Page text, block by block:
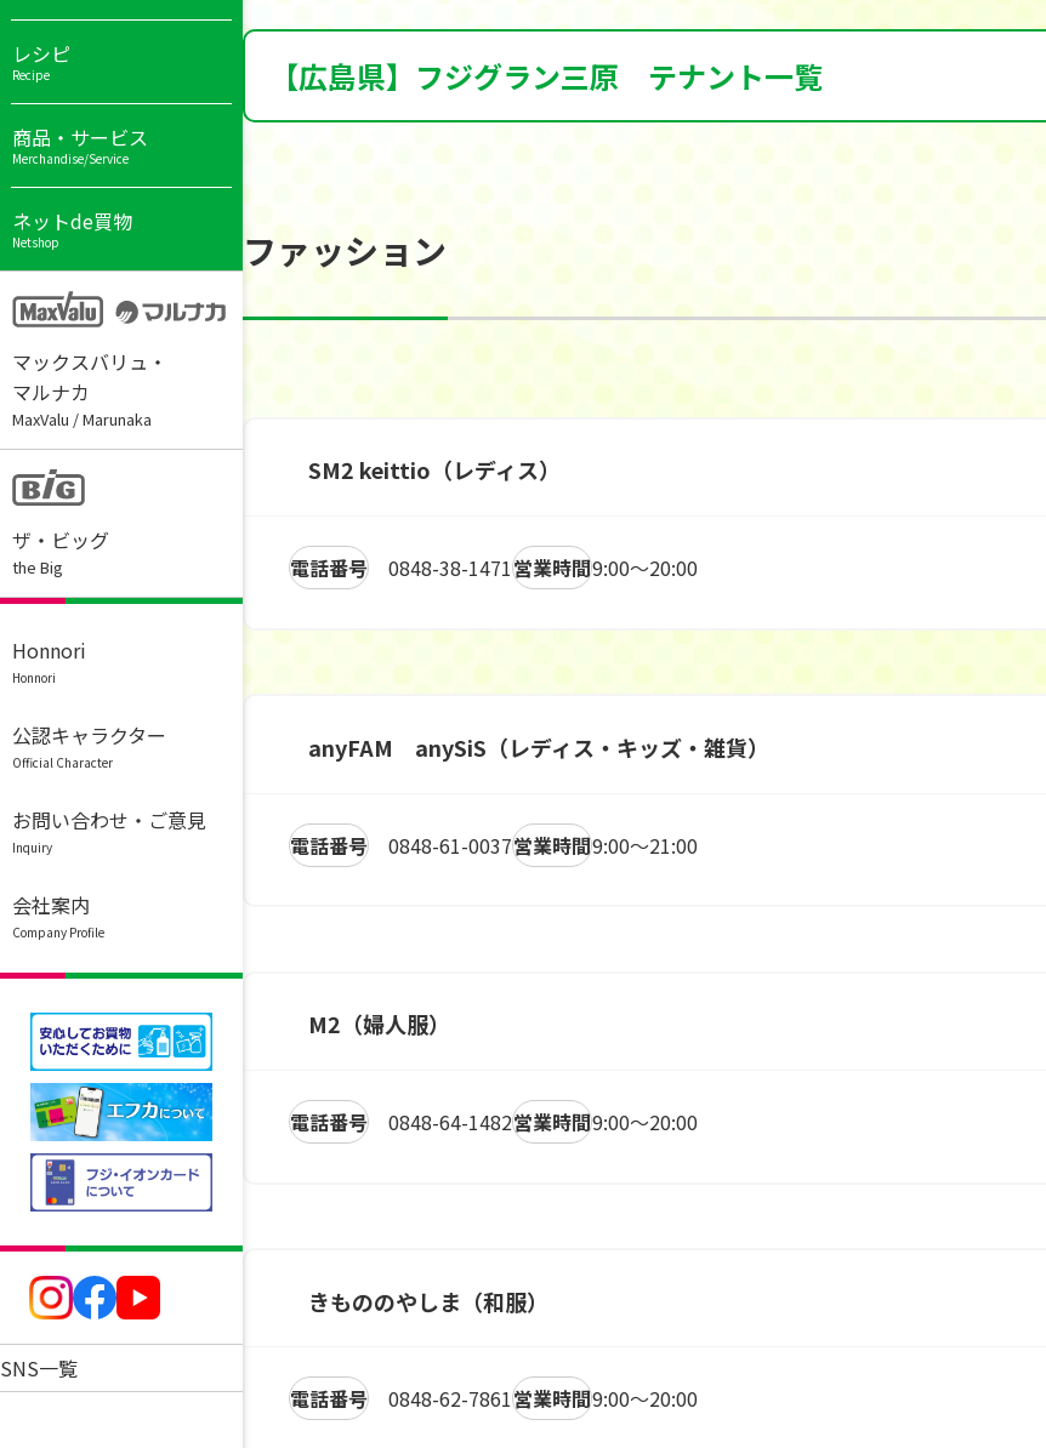
Honnori
Honnori
公認キャラクター
Official Character
お問い合わせ・ご意見
Inquiry
会社案内
Company Profile
SNS一覧
レシピ
Recipe
商品・サービス
Merchandise/Service
ネットde買物
Netshop
マックスバリュ・
マルナカ
MaxValu / Marunaka
ザ・ビッグ
the Big
【広島県】フジグラン三原 テナント一覧
ファッション
SM2 keittio（レディス）
電話番号0848-38-1471営業時間9:00～20:00
anyFAM anySiS（レディス・キッズ・雑貨）
電話番号0848-61-0037営業時間9:00～21:00
M2（婦人服）
電話番号0848-64-1482営業時間9:00～20:00
きもののやしま（和服）
電話番号0848-62-7861営業時間9:00～20:00